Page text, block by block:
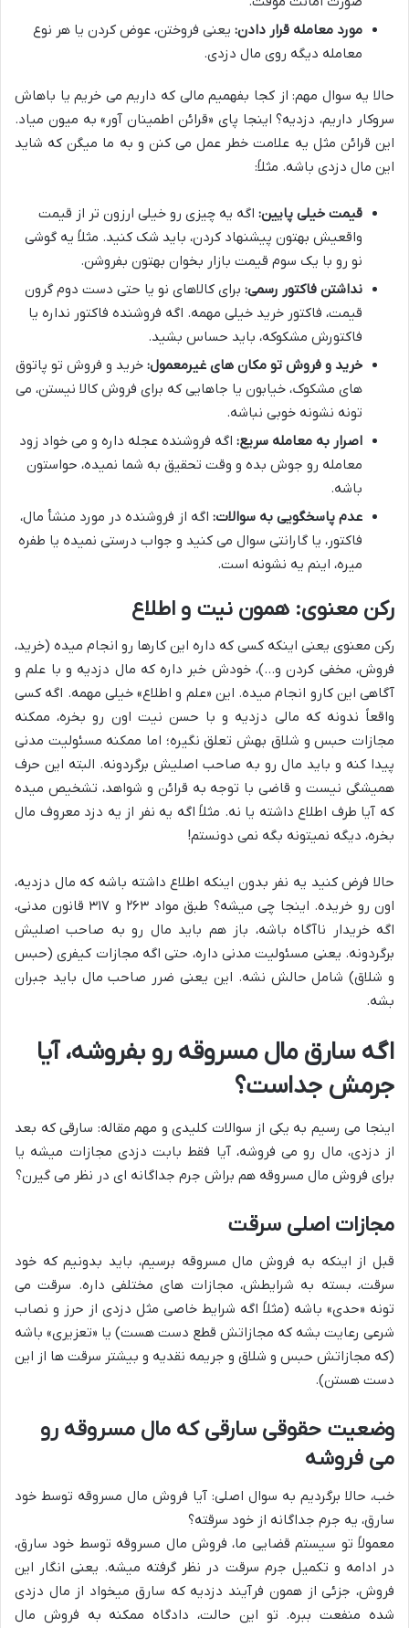
مورد معامله قرار دادن: یعنی فروختن، عوض کردن یا هر نوع
معامله دیگه روی مال دزدی.
حالا یه سوال مهم: از کجا بفهمیم مالی که داریم می خریم یا باهاش
سروکار داریم، دزدیه؟ اینجا پای «قرائن اطمینان آور» به میون میاد.
این قرائن مثل یه علامت خطر عمل می کنن و به ما میگن که شاید
این مال دزدی باشه. مثلاً:
قیمت خیلی پایین: اگه یه چیزی رو خیلی ارزون تر از قیمت
واقعیش بهتون پیشنهاد کردن، باید شک کنید. مثلاً یه گوشی
نو رو با یک سوم قیمت بازار بخوان بهتون بفروشن.
نداشتن فاکتور رسمی: برای کالاهای نو یا حتی دست دوم گرون
قیمت، فاکتور خرید خیلی مهمه. اگه فروشنده فاکتور نداره یا
فاکتورش مشکوکه، باید حساس بشید.
خرید و فروش تو مکان های غیرمعمول: خرید و فروش تو پاتوق
های مشکوک، خیابون یا جاهایی که برای فروش کالا نیستن، می
تونه نشونه خوبی نباشه.
اصرار به معامله سریع: اگه فروشنده عجله داره و می خواد زود
معامله رو جوش بده و وقت تحقیق به شما نمیده، حواستون
باشه.
عدم پاسخگویی به سوالات: اگه از فروشنده در مورد منشأ مال،
فاکتور، یا گارانتی سوال می کنید و جواب درستی نمیده یا طفره
میره، اینم یه نشونه است.
رکن معنوی: همون نیت و اطلاع
رکن معنوی یعنی اینکه کسی که داره این کارها رو انجام میده (خرید،
فروش، مخفی کردن و…)، خودش خبر داره که مال دزدیه و با علم و
آگاهی این کارو انجام میده. این «علم و اطلاع» خیلی مهمه. اگه کسی
واقعاً ندونه که مالی دزدیه و با حسن نیت اون رو بخره، ممکنه
مجازات حبس و شلاق بهش تعلق نگیره؛ اما ممکنه مسئولیت مدنی
پیدا کنه و باید مال رو به صاحب اصلیش برگردونه. البته این حرف
همیشگی نیست و قاضی با توجه به قرائن و شواهد، تشخیص میده
که آیا طرف اطلاع داشته یا نه. مثلاً اگه یه نفر از یه دزد معروف مال
بخره، دیگه نمیتونه بگه نمی دونستم!
حالا فرض کنید یه نفر بدون اینکه اطلاع داشته باشه که مال دزدیه،
اون رو خریده. اینجا چی میشه؟ طبق مواد ۲۶۳ و ۳۱۷ قانون مدنی،
اگه خریدار ناآگاه باشه، باز هم باید مال رو به صاحب اصلیش
برگردونه. یعنی مسئولیت مدنی داره، حتی اگه مجازات کیفری (حبس
و شلاق) شامل حالش نشه. این یعنی ضرر صاحب مال باید جبران
بشه.
اگه سارق مال مسروقه رو بفروشه، آیا
جرمش جداست؟
اینجا می رسیم به یکی از سوالات کلیدی و مهم مقاله: سارقی که بعد
از دزدی، مال رو می فروشه، آیا فقط بابت دزدی مجازات میشه یا
برای فروش مال مسروقه هم براش جرم جداگانه ای در نظر می گیرن؟
مجازات اصلی سرقت
قبل از اینکه به فروش مال مسروقه برسیم، باید بدونیم که خود
سرقت، بسته به شرایطش، مجازات های مختلفی داره. سرقت می
تونه «حدی» باشه (مثلاً اگه شرایط خاصی مثل دزدی از حرز و نصاب
شرعی رعایت بشه که مجازاتش قطع دست هست) یا «تعزیری» باشه
(که مجازاتش حبس و شلاق و جریمه نقدیه و بیشتر سرقت ها از این
دست هستن).
وضعیت حقوقی سارقی که مال مسروقه رو
می فروشه
خب، حالا برگردیم به سوال اصلی: آیا فروش مال مسروقه توسط خود
سارق، یه جرم جداگانه از خود سرقته؟
معمولاً تو سیستم قضایی ما، فروش مال مسروقه توسط خود سارق،
در ادامه و تکمیل جرم سرقت در نظر گرفته میشه. یعنی انگار این
فروش، جزئی از همون فرآیند دزدیه که سارق میخواد از مال دزدی
شده منفعت ببره. تو این حالت، دادگاه ممکنه به فروش مال